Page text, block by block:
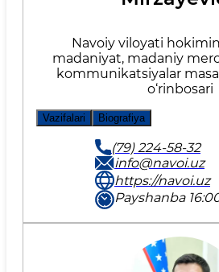
Navoiy viloyati
madaniyat, madaniy
kommunikatsiyalar
o‘rinbosari
Vazifalari Biografiya
(79) 224-58-32
info@navoi.uz
https://navoi.uz
Payshanba